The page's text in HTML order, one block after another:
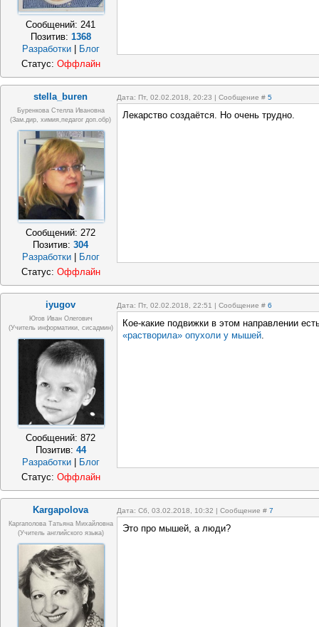
Сообщений: 241
Позитив: 1368
Разработки | Блог
Статус: Оффлайн
stella_buren Дата: Пт, 02.02.2018, 20:23 | Сообщение # 5
Буренкова Стелла Ивановна
(зам.дир, химия,педагог доп.обр)
Сообщений: 272
Позитив:304
Разработки | Блог
Лекарство создаётся. Но очень трудно.
Статус: Оффлайн
iyugov Дата: Пт, 02.02.2018, 22:51 | Сообщение # 6
Югов Иван Олегович
(Учитель информатики, сисадмин)
Сообщений:872
Позитив: 44
Разработки
Блог
Кое-какие подвижки в этом направлении
«растворила» опухоли у мышей.
Статус: Оффлайн
Kargapolova Дата: Сб, 03.02.2018, 10:32 | Сообщение # 7
Каргаполова Татьяна Михайловна
(учитель английского языка)
Это про мышей, а люди?